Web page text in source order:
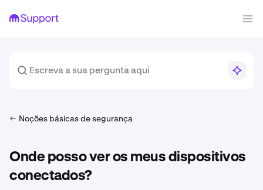
Noções básicas de segurança
Onde posso ver os meus dispositivos
conectados?